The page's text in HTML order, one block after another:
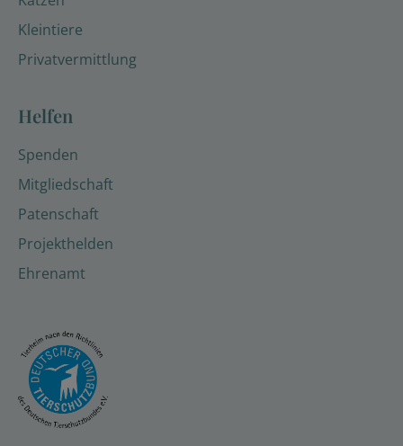
Kleintiere
Privatvermittlung
Helfen
Spenden
Mitgliedschaft
Patenschaft
Projekthelden
Ehrenamt